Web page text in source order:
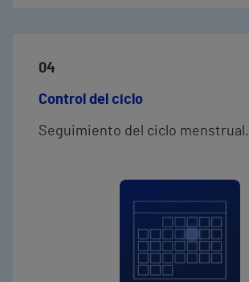
04
Control del ciclo
Seguimiento del ciclo menstrual.